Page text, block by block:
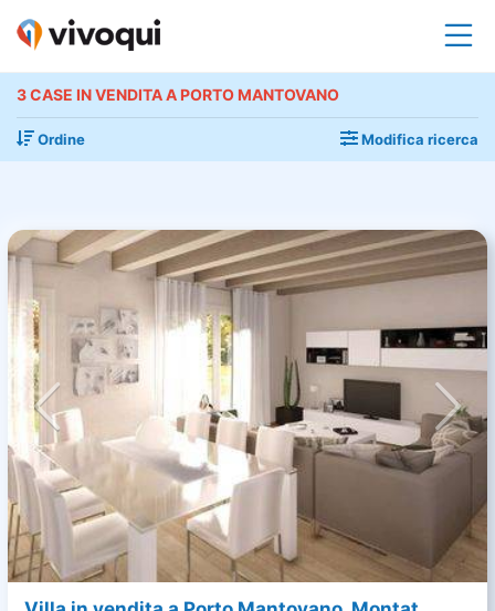
3 CASE IN VENDITA A PORTO MANTOVANO
Ordine Modifica ricerca